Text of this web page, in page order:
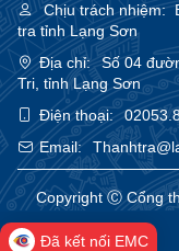
Chịu trách nhiệm:
tra tỉnh Lạng Sơn
Địa chỉ:
Số 04
Tri, tỉnh Lạng Sơn
Điện thoại:
Email:
Copyright Ⓒ Cổng
Đã kết nối EMC